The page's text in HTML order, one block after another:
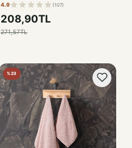
4.9 (107)
208,90TL
271,57TL
%23